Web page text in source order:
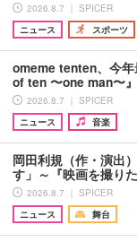
2026.8.7 ｜ SPICER
ニュース
スポーツ
omeme tenten、今
of ten 〜one man〜
2026.8.7 ｜ SPICER
ニュース
音楽
岡田利規（作・演出
す」～『映画を撮り
2026.8.7 ｜ SPICER
ニュース
舞台